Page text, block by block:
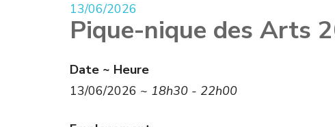
13/06/2026
Pique-nique des Arts
Date ~ Heure
13/06/2026 ~ 18h30 - 22h00